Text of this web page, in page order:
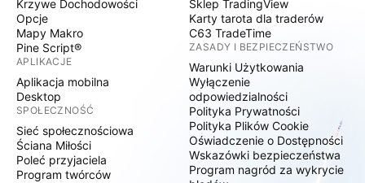
Krzywe Dochodowości
Opcje
Mapy Makro
Pine Script®
APLIKACJE
Aplikacja mobilna
Desktop
SPOŁECZNOŚĆ
Sieć społecznościowa
Ściana Miłości
Poleć przyjaciela
Program twórców
Sklep TradingView
Karty tarota dla traderów
C63 TradeTime
ZASADY I BEZPIECZEŃSTWO
Warunki Użytkowania
Wyłączenie
odpowiedzialności
Polityka Prywatności
Polityka Plików Cookie
Oświadczenie o Dostępności
Wskazówki bezpieczeństwa
Program nagród za wykrycie